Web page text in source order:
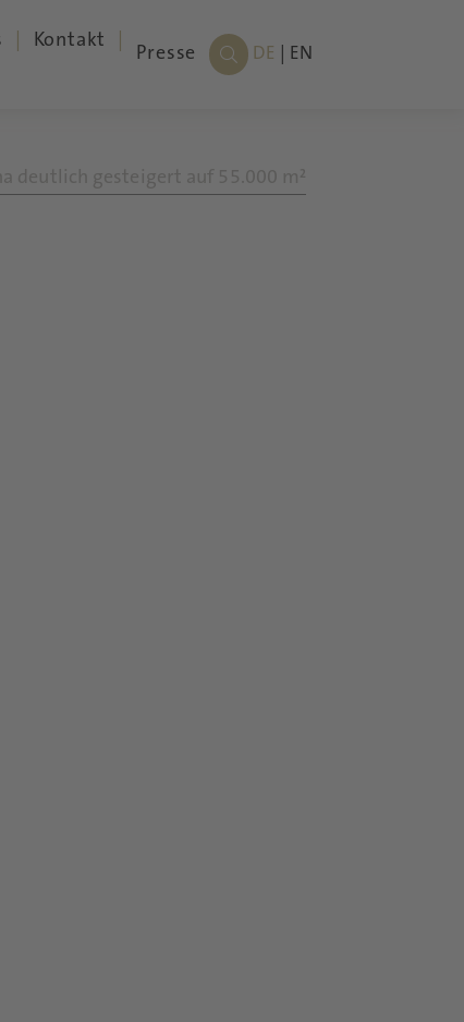
Kontakt
Presse DE EN
deutlich gesteigert auf 55.000 m²